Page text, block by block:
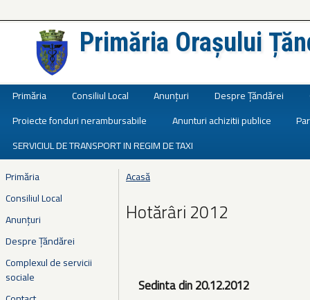
Primăria Orașului
Primăria Consiliul Local Anunțuri Despre Țăndărei
Proiecte fonduri nerambursabile
Anunturi achizitii publice
SERVICIUL DE TRANSPORT IN REGIM DE TAXI
Primăria
Consiliul Local
Anunțuri
Despre Țăndărei
Complexul de servicii
sociale
Eşti aici
Acasă
Hotărâri 2012
Sedinta din 20.12.2012